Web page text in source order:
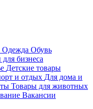
Одежда Обувь
для бизнеса
Детские товары
и отдых Для дома и
Товары для животных
Вакансии